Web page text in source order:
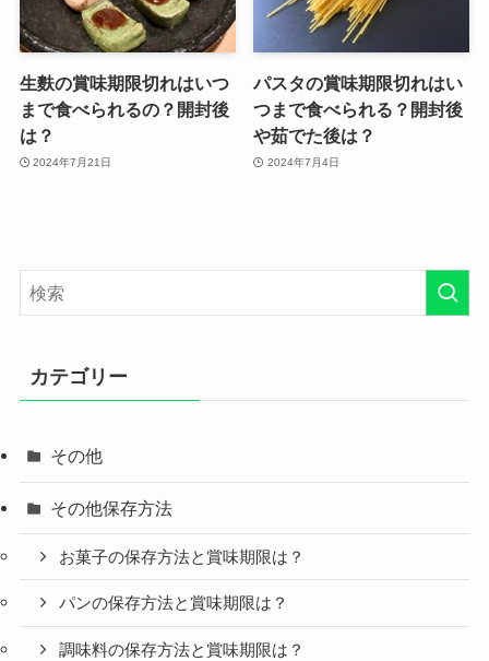
生麩の賞味期限切れはいつ
まで食べられるの？開封後
は？
2024年7月21日
パスタの賞味期限切れはい
つまで食べられる？開封後
や茹でた後は？
2024年7月4日
カテゴリー
その他
その他保存方法
お菓子の保存方法と賞味期限は？
パンの保存方法と賞味期限は？
調味料の保存方法と賞味期限は？